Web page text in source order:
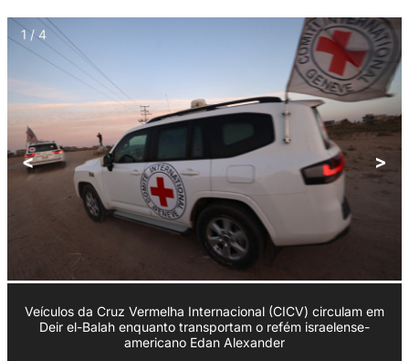
1 / 4
< >
Veículos da Cruz Vermelha Internacional (CICV) circulam em
Deir el-Balah enquanto transportam o refém israelense-
americano Edan Alexander